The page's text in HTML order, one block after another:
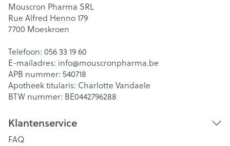
Mouscron Pharma SRL
Rue Alfred Henno 179
7700 Moeskroen
Telefoon: 056 33 19 60
E-mailadres: info@mouscronpharma.be
APB nummer: 540718
Apotheek titularis: Charlotte Vandaele
BTW nummer: BE0442796288
Klantenservice
FAQ